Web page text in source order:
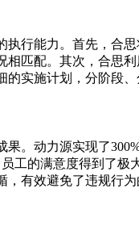
行能力。首先，合
匹配。其次，合思
实施计划，分阶段
。动力源实现了
工的满意度得到了
有效避免了违规行